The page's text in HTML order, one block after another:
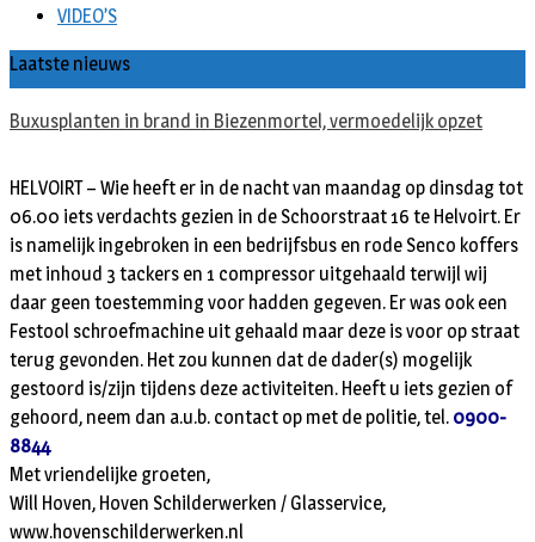
VIDEO’S
Laatste nieuws
Buxusplanten in brand in Biezenmortel, vermoedelijk opzet
HELVOIRT – Wie heeft er in de nacht van maandag op dinsdag tot
06.00 iets verdachts gezien in de Schoorstraat 16 te Helvoirt. Er
is namelijk ingebroken in een bedrijfsbus en rode Senco koffers
met inhoud 3 tackers en 1 compressor uitgehaald terwijl wij
daar geen toestemming voor hadden gegeven. Er was ook een
Festool schroefmachine uit gehaald maar deze is voor op straat
terug gevonden. Het zou kunnen dat de dader(s) mogelijk
gestoord is/zijn tijdens deze activiteiten. Heeft u iets gezien of
gehoord, neem dan a.u.b. contact op met de politie, tel. 0900-
8844
Met vriendelijke groeten,
Will Hoven, Hoven Schilderwerken / Glasservice,
www.hovenschilderwerken.nl